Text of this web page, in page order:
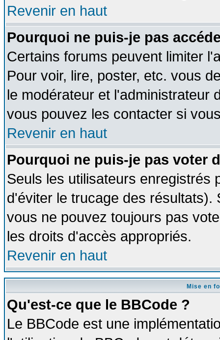
Revenir en haut
Pourquoi ne puis-je pas
Certains forums peuvent limiter
Pour voir, lire, poster, etc. vous
le modérateur et l'administrateur
vous pouvez les contacter si
Revenir en haut
Pourquoi ne puis-je pas voter
Seuls les utilisateurs enregistrés
d'éviter le trucage des
vous ne pouvez toujours pas
les droits d'accès appropriés.
Revenir en haut
Mise en
Qu'est-ce que le BBCode ?
Le BBCode est une